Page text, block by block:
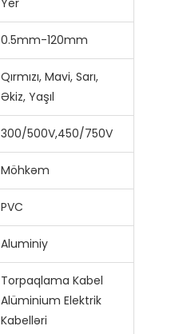
Yer
0.5mm-120mm
Qırmızı, Mavi, Sarı,
Əkiz, Yaşıl
300/500V,450/750V
Möhkəm
PVC
Aluminiy
Torpaqlama Kabel
Alüminium Elektrik
Kabelləri